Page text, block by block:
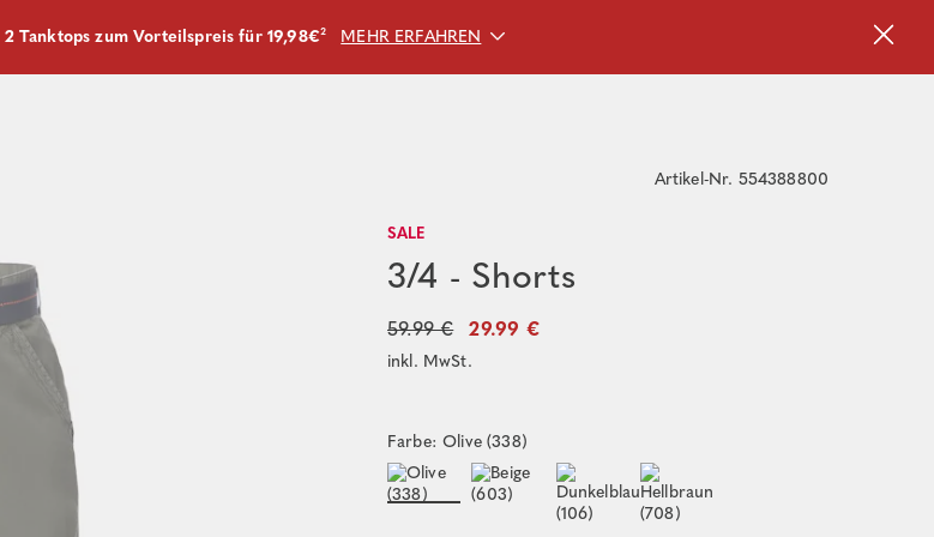
2 Tanktops zum Vorteilspreis für 19,98€² MEHR ERFAHREN
Artikel-Nr. 554388800
SALE
3/4 - Shorts
59.99 € 29.99 €
inkl. MwSt.
Farbe: Olive (338)